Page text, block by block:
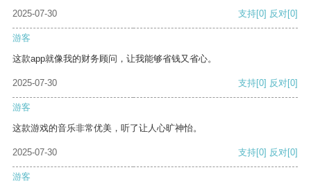
2025-07-30 支持[0] 反对[0]
游客
这款app就像我的财务顾问，让我能够省钱又省心。
2025-07-30 支持[0] 反对[0]
游客
这款游戏的音乐非常优美，听了让人心旷神怡。
2025-07-30 支持[0] 反对[0]
游客